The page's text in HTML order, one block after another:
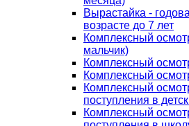
Вырастайка -
возрасте до 7 лет
Комплексный
мальчик)
Комплексный
Комплексный
Комплексный
поступления в
Комплексный